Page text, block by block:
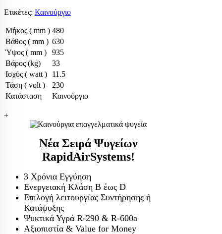
Ετικέτες: Καινούργιο
Μήκος ( mm ) 480
Βάθος ( mm ) 630
Ύψος ( mm )
935
Βάρος (kg)
33
Ισχύς ( watt )
11.5
Τάση ( volt )
230
Κατάσταση
Καινούργιο
+
Νέα Σειρά Ψυγείων
RapidAirSystems!
3 Χρόνια Εγγύηση
Ενεργειακή Κλάση Β έως D
Επιλογή λειτουργίας Συντήρησης ή
Κατάψυξης
Ψυκτικά Υγρά R-290 & R-600a
Αξιοπιστία & Value for Money